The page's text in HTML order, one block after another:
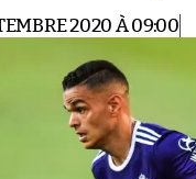
2020 À 09:00